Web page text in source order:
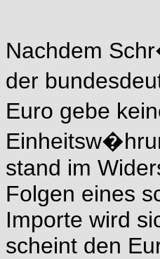
Nachdem
der
Euro gebe
stand im
Folgen eines
Importe wird
scheint den